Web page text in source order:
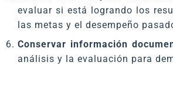
evaluar si está logrando los
las metas y el desempeño
Conservar información
análisis y la evaluación para